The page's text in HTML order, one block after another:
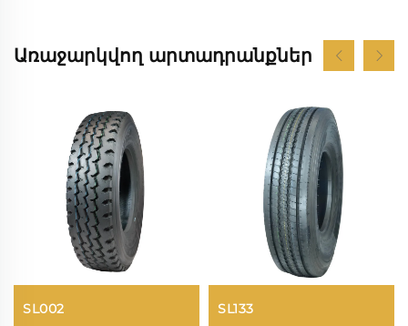
Առաջարկվող արտադրանքներ
SL002 SL133